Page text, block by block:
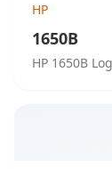
HP
1650B
HP 1650B